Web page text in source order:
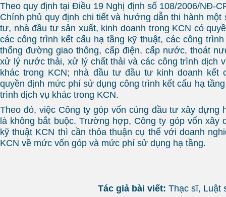
Theo quy định tại Điều 19 Nghị định số 108/2006/NĐ-
Chính phủ quy định chi tiết và hướng dẫn thi hành một
tư, nhà đầu tư sản xuất, kinh doanh trong KCN có
các công trình kết cấu hạ tầng kỹ thuật, các công
thống đường giao thông, cấp điện, cấp nước, thoát
xử lý nước thải, xử lý chất thải và các công trình dịch
khác trong KCN; nhà đầu tư đầu tư kinh doanh kết
quyền định mức phí sử dụng công trình kết cấu hạ
trình dịch vụ khác trong KCN.
Theo đó, việc Công ty góp vốn cùng đầu tư xây dựng
là không bắt buộc. Trường hợp, Công ty góp vốn xây
kỹ thuật KCN thì cần thỏa thuận cụ thể với doanh
KCN về mức vốn góp và mức phí sử dụng hạ tầng.
Tác giả bài viết: Thạc sĩ, Luật